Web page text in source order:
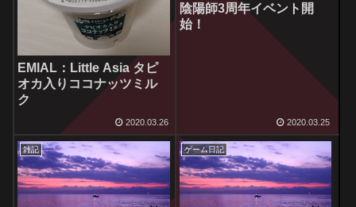
EMIAL：Little Asia タピ
オカ入りココナッツミル
ク
2020.03.26
陰陽師3周年イベント開
始！
2020.03.25
雑記 ゲーム日記